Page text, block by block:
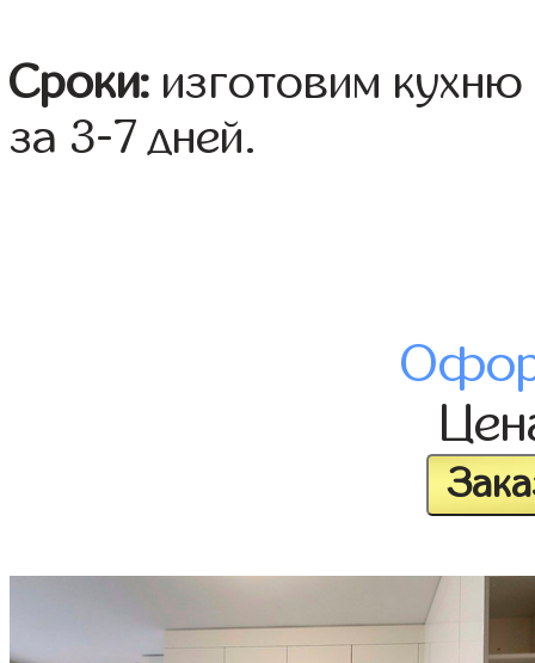
Сроки: изготовим
за 3-7 дней.